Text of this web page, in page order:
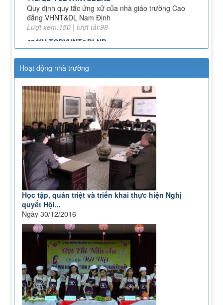
đẳng VHNT&DL Nam Định
Lượt xem:150 | lượt tải:98
43/KH-TCĐVHNT&DLNĐ
Kế hoạch chuyển đổi vị trí công tác năm 2026
Lượt xem:244 | lượt tải:144
238/2025/NĐ-CP
Quy định về chính sách học phí, miễn, giảm, hỗ trợ
lĩnh vực giáo dục, đào tạo
Lượt xem:347 | lượt tải:222
71-NQ/TW
Nghị quyết số 71-NQ/TWcủa Bộ Chính trị về đột phá
phát triển giáo dục và đào tạo
Lượt xem:514 | lượt tải:0
08/2025/TT-BGDĐT
Thông tư số 08/2025/TT-BGDĐT của Bộ Giáo dục và
Đào tạo: Quy định thời hạn lưu trữ hồ sơ, tài liệu
thuộc lĩnh vực giáo dục và đào tạo
Lượt xem:572 | lượt tải:0
Hoạt động nhà trường
Học tập, quán triệt và triển khai thực hiện Nghị
quyết Hội...
Ngày 30/12/2016